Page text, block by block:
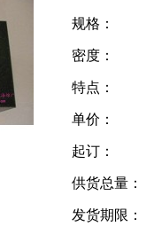
规格：
密度：
特点：
单价：
起订：
供货总量：
发货期限：